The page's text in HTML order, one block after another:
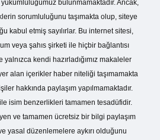
bulunmamaktadır. Ancak,
sorumluluğunu taşımakta olup, siteye
kabul etmiş sayılırlar. Bu internet sitesi,
veya şahıs şirketi ile hiçbir bağlantısı
kendi hazırladığımız makaleler
alan içerikler haber niteliği taşımamakta
hakkında paylaşım yapılmamaktadır.
isim benzerlikleri tamamen tesadüfidir.
ve tamamen ücretsiz bir bilgi paylaşım
yasal düzenlemelere aykırı olduğunu